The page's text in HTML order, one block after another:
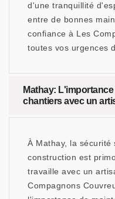
d'une tranquillité
entre de bonnes
confiance à Les
toutes vos urgences
Mathay:
chantiers avec un
À Mathay, la sécurité
construction est
travaille avec un
Compagnons